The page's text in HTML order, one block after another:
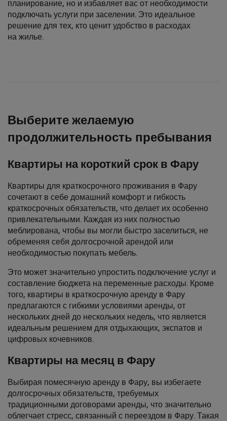
планирование, но и избавляет вас от необходимости
подключать услуги при заселении. Это идеальное
решение для тех, кто ценит удобство в расходах
на жилье.
Выберите желаемую
продолжительность пребывания
Квартиры на короткий срок в Фару
Квартиры для краткосрочного проживания в Фару
сочетают в себе домашний комфорт и гибкость
краткосрочных обязательств, что делает их особенно
привлекательными. Каждая из них полностью
меблирована, чтобы вы могли быстро заселиться, не
обременяя себя долгосрочной арендой или
необходимостью покупать мебель.
Это может значительно упростить подключение услуг и
составление бюджета на переменные расходы. Кроме
того, квартиры в краткосрочную аренду в Фару
предлагаются с гибкими условиями аренды, от
нескольких дней до нескольких недель, что является
идеальным решением для отдыхающих, экспатов и
цифровых кочевников.
Квартиры на месяц в Фару
Выбирая помесячную аренду в Фару, вы избегаете
долгосрочных обязательств, требуемых
традиционными договорами аренды, что значительно
облегчает стресс, связанный с переездом в Фару. Такая